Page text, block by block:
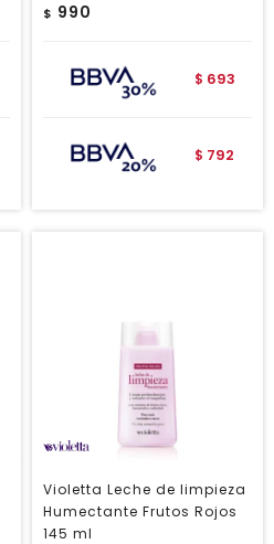
$ 990
$ 693
$ 792
Violetta Leche de limpieza
Humectante Frutos Rojos
145 ml